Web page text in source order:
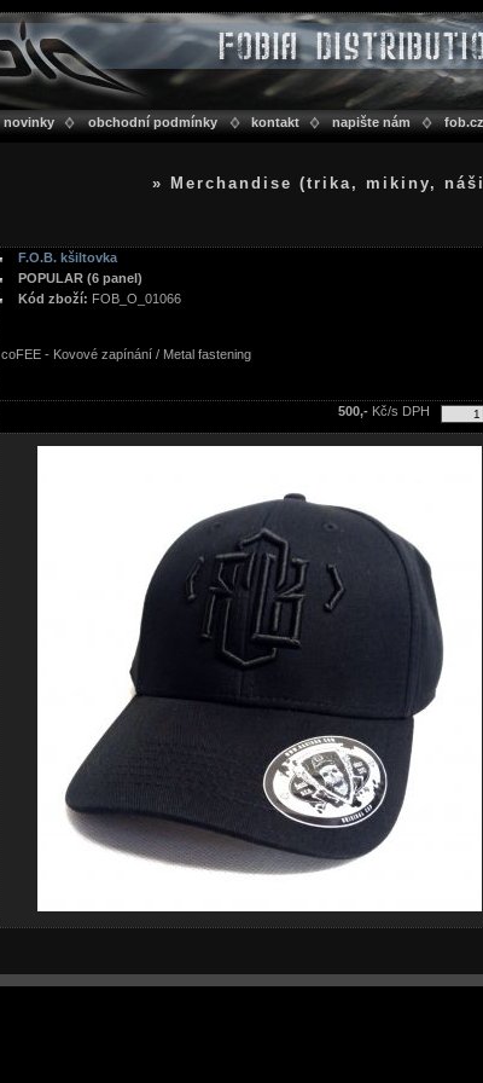
novinky obchodní podmínky kontakt napište nám fob.cz
» Merchandise (trika, mikiny,
F.O.B. kšiltovka
POPULAR (6 panel)
Kód zboží: FOB_O_01066
coFEE - Kovové zapínání / Metal fastening
500,-Kč/s DPH